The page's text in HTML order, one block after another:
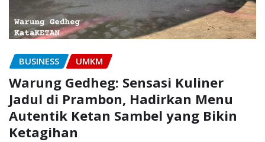
BUSINESS UMKM
Warung Gedheg: Sensasi Kuliner
Jadul di Prambon, Hadirkan Menu
Autentik Ketan Sambel yang Bikin
Ketagihan